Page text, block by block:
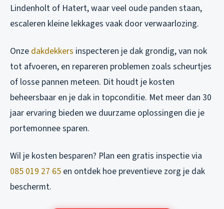
Lindenholt of Hatert, waar veel oude panden staan,
escaleren kleine lekkages vaak door verwaarlozing.
Onze dakdekkers inspecteren je dak grondig, van nok
tot afvoeren, en repareren problemen zoals scheurtjes
of losse pannen meteen. Dit houdt je kosten
beheersbaar en je dak in topconditie. Met meer dan 30
jaar ervaring bieden we duurzame oplossingen die je
portemonnee sparen.
Wil je kosten besparen? Plan een gratis inspectie via
085 019 27 65 en ontdek hoe preventieve zorg je dak
beschermt.